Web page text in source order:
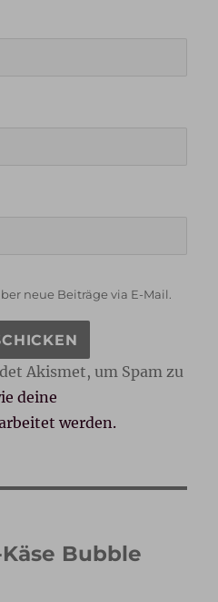
neue Beiträge via E-Mail.
Akismet, um Spam zu
deine
werden.
Bubble